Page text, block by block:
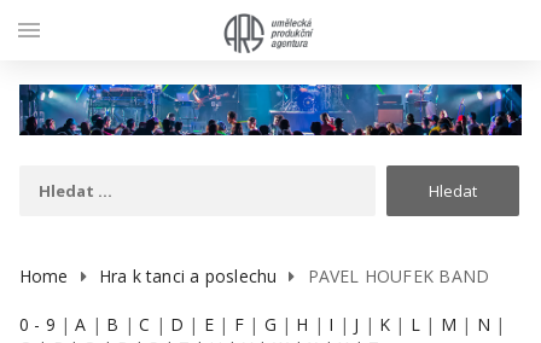
Home Hra k tanci a poslechu PAVEL HOUFEK BAND
0 - 9 |A | B |C | D | E | F| G | H | I | J | K | L | M | N |
menu